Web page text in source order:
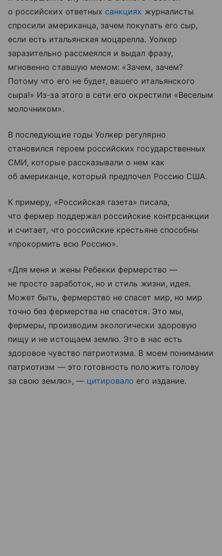
о российских ответных санкциях журналисты
спросили американца, зачем покупать его сыр,
если есть итальянская моцарелла. Уолкер
заразительно рассмеялся и выдал фразу,
мгновенно ставшую мемом: «Зачем, зачем?
Потому что его не будет, вашего итальянского
сыра!» Из-за этого в сети его окрестили «Веселым
молочником».
В последующие годы Уолкер регулярно
становился героем российских государственных
СМИ, которые рассказывали о нем как
об американце, который предпочел Россию США.
К примеру, «Российская газета» писала,
что фермер поддержал российские контрсанкции
и считает, что российские крестьяне способны
«прокормить всю Россию».
«Для меня и жены Ребекки фермерство —
не просто заработок, но и стиль жизни, идея.
Может быть, фермерство не спасет мир, но мир
точно без фермерства не спасется. Это мы,
фермеры, производим экологически здоровую
пищу и не истощаем землю. Это в нас есть
здоровое чувство патриотизма. В моем понимании
патриотизм — это готовность положить голову
за свою землю», — цитировало его издание.